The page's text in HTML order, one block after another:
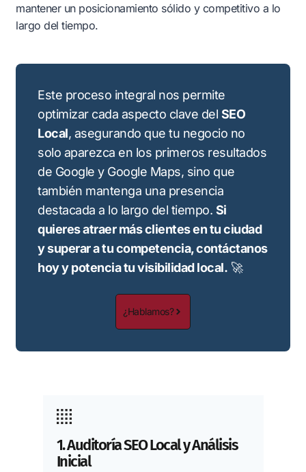
mantener un posicionamiento sólido y competitivo a lo
largo del tiempo.
Este proceso integral nos permite
optimizar cada aspecto clave del SEO
Local, asegurando que tu negocio no
solo aparezca en los primeros resultados
de Google y Google Maps, sino que
también mantenga una presencia
destacada a lo largo del tiempo. Si
quieres atraer más clientes en tu ciudad
y superar a tu competencia, contáctanos
hoy y potencia tu visibilidad local. 🚀
¿Hablamos?
1. Auditoría SEO Local y Análisis
Inicial